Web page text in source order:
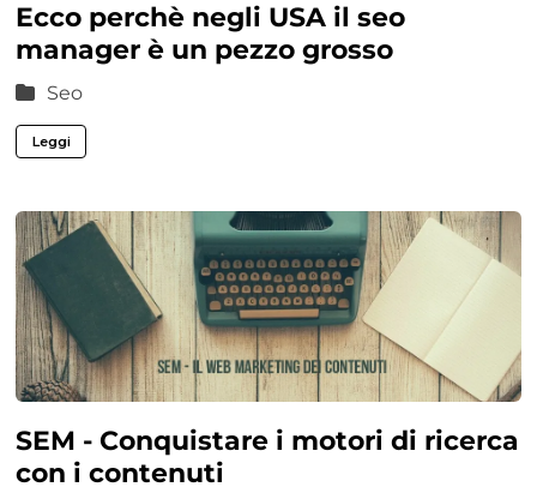
Ecco perchè negli USA il seo
manager è un pezzo grosso
Seo
Leggi
SEM - Conquistare i motori di ricerca
con i contenuti